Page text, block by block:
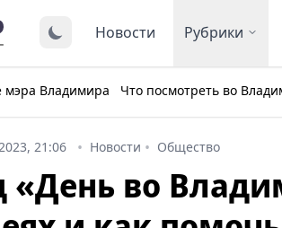
Новости Рубрики
мэра Владимира Что посмотреть во
21:06 Новости Общество
«День во